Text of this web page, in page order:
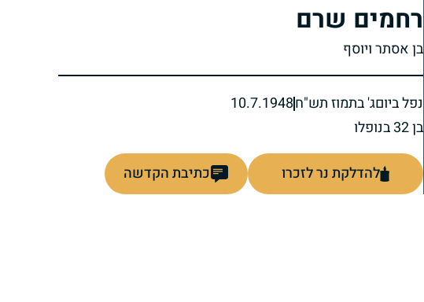
רחמים שרם
בן אסתר ויוסף
נפל ביוםג' בתמוז תש"ח10.7.1948
בן 32 בנופלו
להדלקת נר לזכרו כתיבת הקדשה